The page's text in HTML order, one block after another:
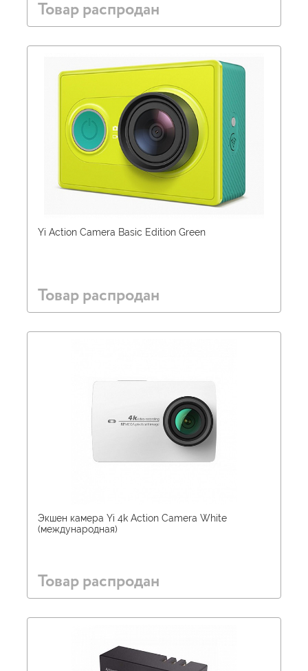
Товар распродан
Yi Action Camera Basic Edition Green
Товар распродан
Экшен камера Yi 4k Action Camera White
(международная)
Товар распродан